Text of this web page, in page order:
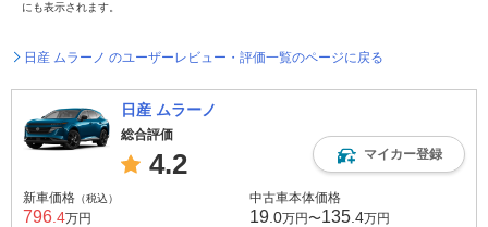
にも表示されます。
日産 ムラーノ のユーザーレビュー・評価一覧のページに戻る
日産 ムラーノ
総合評価
4.2 マイカー登録
新車価格 （税込）
796 .4万円
中古車本体価格
19 .0万円〜135 .4万円